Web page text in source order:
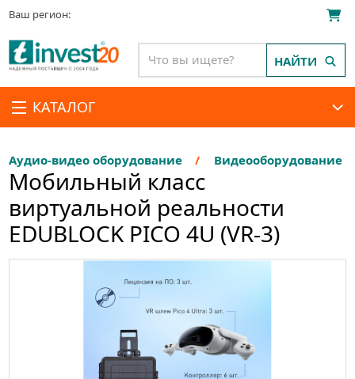
Ваш регион:
КАТАЛОГ
НАЙТИ
Аудио-видео оборудование Видеооборудование
Мобильный класс
виртуальной реальности
EDUBLOCK PICO 4U (VR-3)